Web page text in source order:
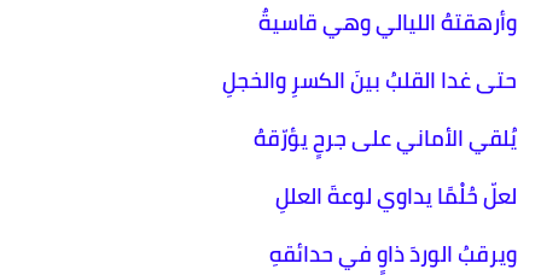
وأرهقتهُ الليالي وهي قاسيةٌ
حتى غدا القلبُ بينَ الكسرِ والخجلِ
يُلقي الأماني على جرحٍ يؤرّقهُ
لعلّ حُلْمًا يداوي لوعةَ العللِ
ويرقبُ الوردَ ذاوٍ في حدائقهِ